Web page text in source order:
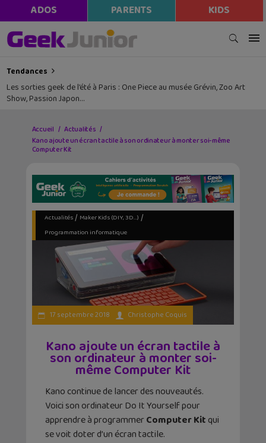
ADOS PARENTS KIDS
Tendances
Les sorties geek de l’été à Paris : One Piece au musée Grévin, Zoo Art
Show, Passion Japon…
Accueil
Actualités
Kano ajoute un écran tactile à son ordinateur à monter soi-même
Computer Kit
Actualités/ Maker Kids (DIY, 3D...) /
Programmation informatique
17 septembre 2018 Christophe Coquis
Kano ajoute un écran tactile à
son ordinateur à monter soi-
même Computer Kit
Kano continue de lancer des nouveautés.
Voici son ordinateur Do It Yourself pour
apprendre à programmerComputer Kit qui
se voit doter d’un écran tactile.